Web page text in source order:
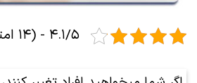
۴.۱/۵ - (۱۴ امتیاز)